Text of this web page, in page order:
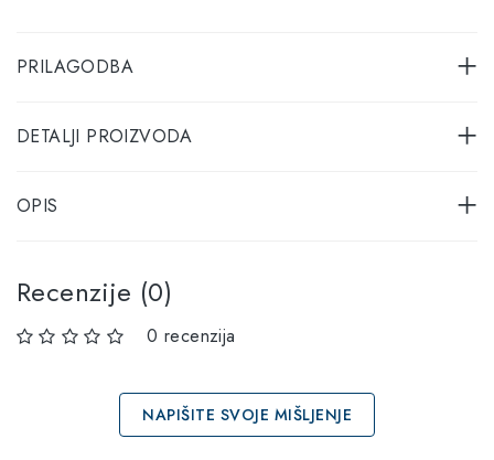
PRILAGODBA
DETALJI PROIZVODA
OPIS
Recenzije (0)
0 recenzija
NAPIŠITE SVOJE MIŠLJENJE